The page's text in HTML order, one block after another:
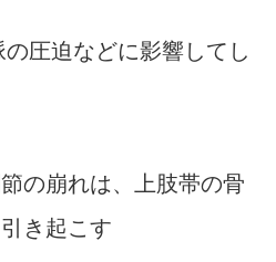
圧迫などに影響してし
の崩れは、上肢帯の骨
き起こす